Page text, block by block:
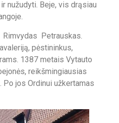
nužudyti. Beje, vis drąsiau
Petrauskas.
pėstininkus,
1387 metais Vytauto
reikšmingiausias
jos Ordinui užkertamas